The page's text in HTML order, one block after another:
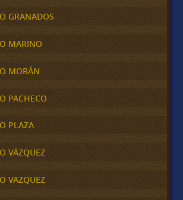
GRANADOS
MARINO
MORÁN
PACHECO
PLAZA
VÁZQUEZ
VAZQUEZ